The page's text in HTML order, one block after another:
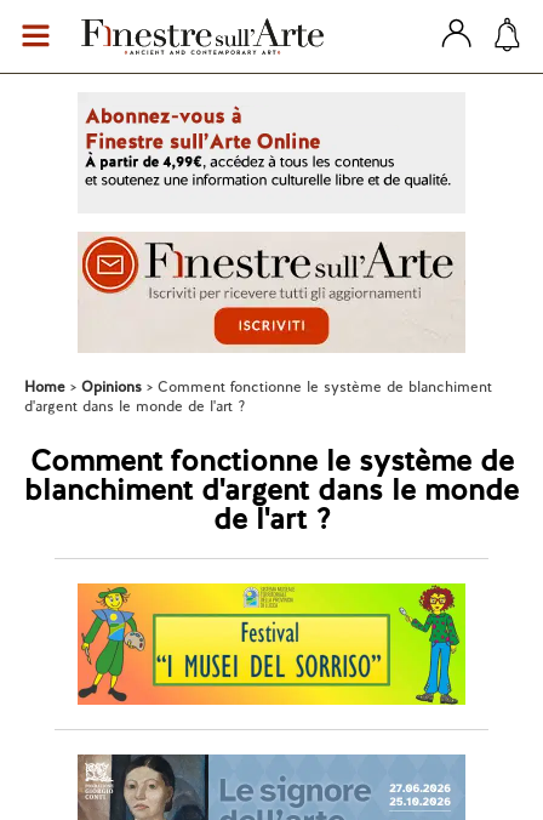
Home Opinions
Comment fonctionne le système de blanchiment
d'argent dans le monde de l'art ?
Comment fonctionne le système de
blanchiment d'argent dans le monde
de l'art ?